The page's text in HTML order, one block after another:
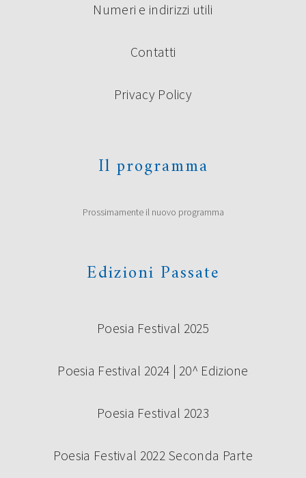
Numeri e indirizzi utili
Contatti
Privacy Policy
Il programma
Prossimamente il nuovo programma
Edizioni Passate
Poesia Festival 2025
Poesia Festival 2024 | 20^ Edizione
Poesia Festival 2023
Poesia Festival 2022 Seconda Parte